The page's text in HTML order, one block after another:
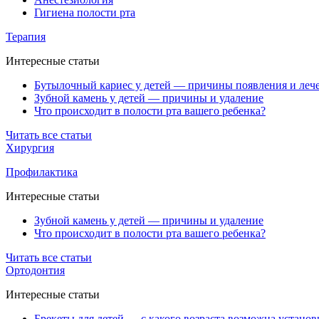
Гигиена полости рта
Терапия
Интересные статьи
Бутылочный кариес у детей — причины появления и
Зубной камень у детей — причины и удаление
Что происходит в полости рта вашего ребенка?
Читать все статьи
Хирургия
Профилактика
Интересные статьи
Зубной камень у детей — причины и удаление
Что происходит в полости рта вашего ребенка?
Читать все статьи
Ортодонтия
Интересные статьи